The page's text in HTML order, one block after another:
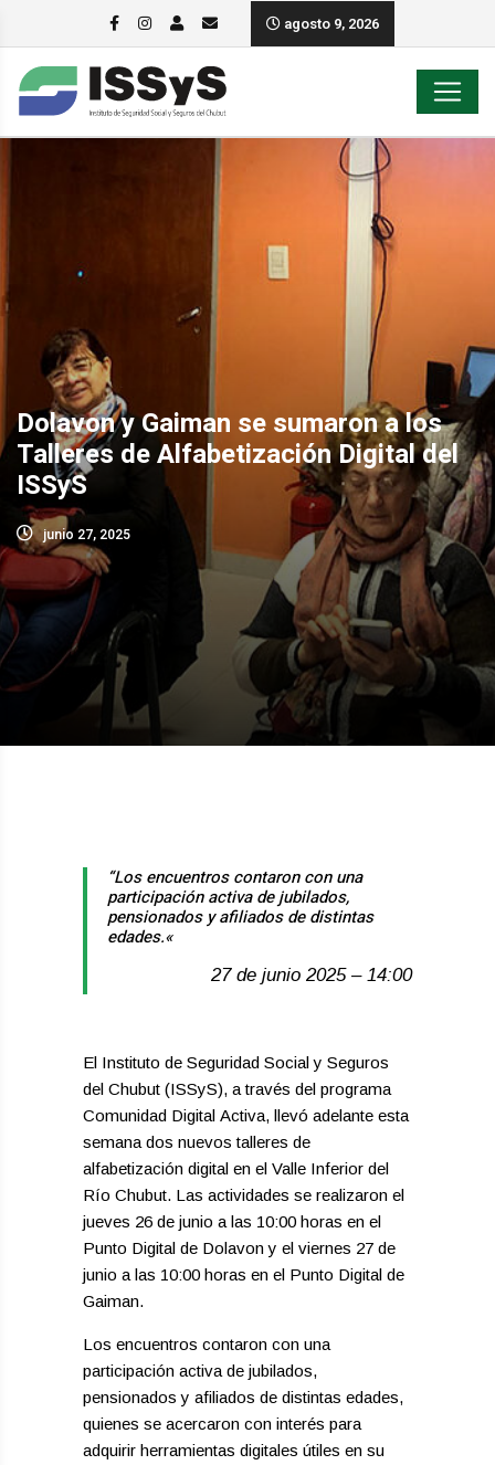
agosto 9, 2026
Dolavon y Gaiman se sumaron a los
Talleres de Alfabetización Digital del
ISSyS
junio 27, 2025
“Los encuentros contaron con una
participación activa de jubilados,
pensionados y afiliados de distintas
edades.«
27 de junio 2025 – 14:00
El Instituto de Seguridad Social y Seguros
del Chubut (ISSyS), a través del programa
Comunidad Digital Activa, llevó adelante esta
semana dos nuevos talleres de
alfabetización digital en el Valle Inferior del
Río Chubut. Las actividades se realizaron el
jueves 26 de junio a las 10:00 horas en el
Punto Digital de Dolavon y el viernes 27 de
junio a las 10:00 horas en el Punto Digital de
Gaiman.
Los encuentros contaron con una
participación activa de jubilados,
pensionados y afiliados de distintas edades,
quienes se acercaron con interés para
adquirir herramientas digitales útiles en su